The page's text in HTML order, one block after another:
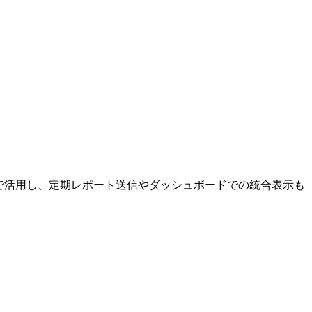
用し、定期レポート送信やダッシュボードでの統合表示も